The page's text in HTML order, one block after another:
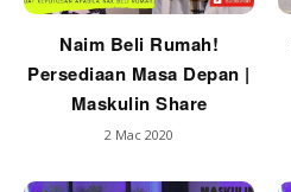
Naim Beli Rumah!
Persediaan Masa Depan |
Maskulin Share
2 Mac 2020